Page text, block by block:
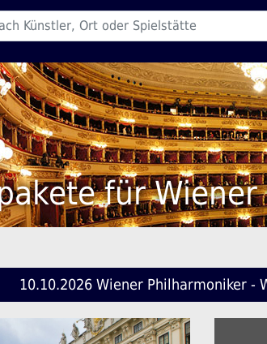
für
10.10.2026 Wiener Philharmoniker -